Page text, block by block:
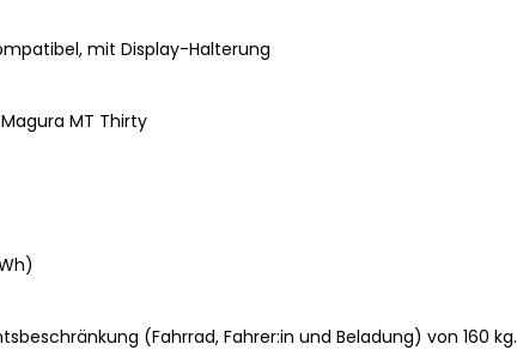
mit Display-Halterung
MT Thirty
(Fahrrad, Fahrer:in und Beladung) von 160 kg.